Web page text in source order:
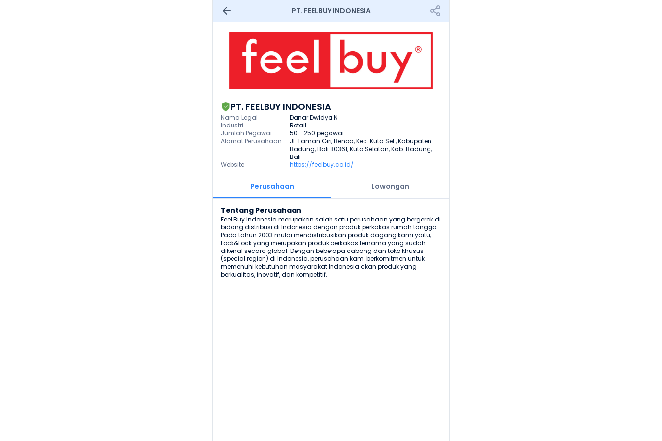
PT. FEELBUY INDONESIA
PT. FEELBUY INDONESIA
Nama Legal
Danar Dwidya N
Industri
Retail
Jumlah Pegawai
50 - 250 pegawai
Alamat Perusahaan
Jl. Taman Giri, Benoa, Kec. Kuta Sel., Kabupaten
Badung, Bali 80361, Kuta Selatan, Kab. Badung,
Bali
Website
https://feelbuy.co.id/
Perusahaan Lowongan
Tentang Perusahaan
Feel Buy Indonesia merupakan salah satu perusahaan yang bergerak di
bidang distribusi di Indonesia dengan produk perkakas rumah tangga.
Pada tahun 2003 mulai mendistribusikan produk dagang kami yaitu,
Lock&Lock yang merupakan produk perkakas ternama yang sudah
dikenal secara global. Dengan beberapa cabang dan toko khusus
(special region) di Indonesia, perusahaan kami berkomitmen untuk
memenuhi kebutuhan masyarakat Indonesia akan produk yang
berkualitas, inovatif, dan kompetitif.